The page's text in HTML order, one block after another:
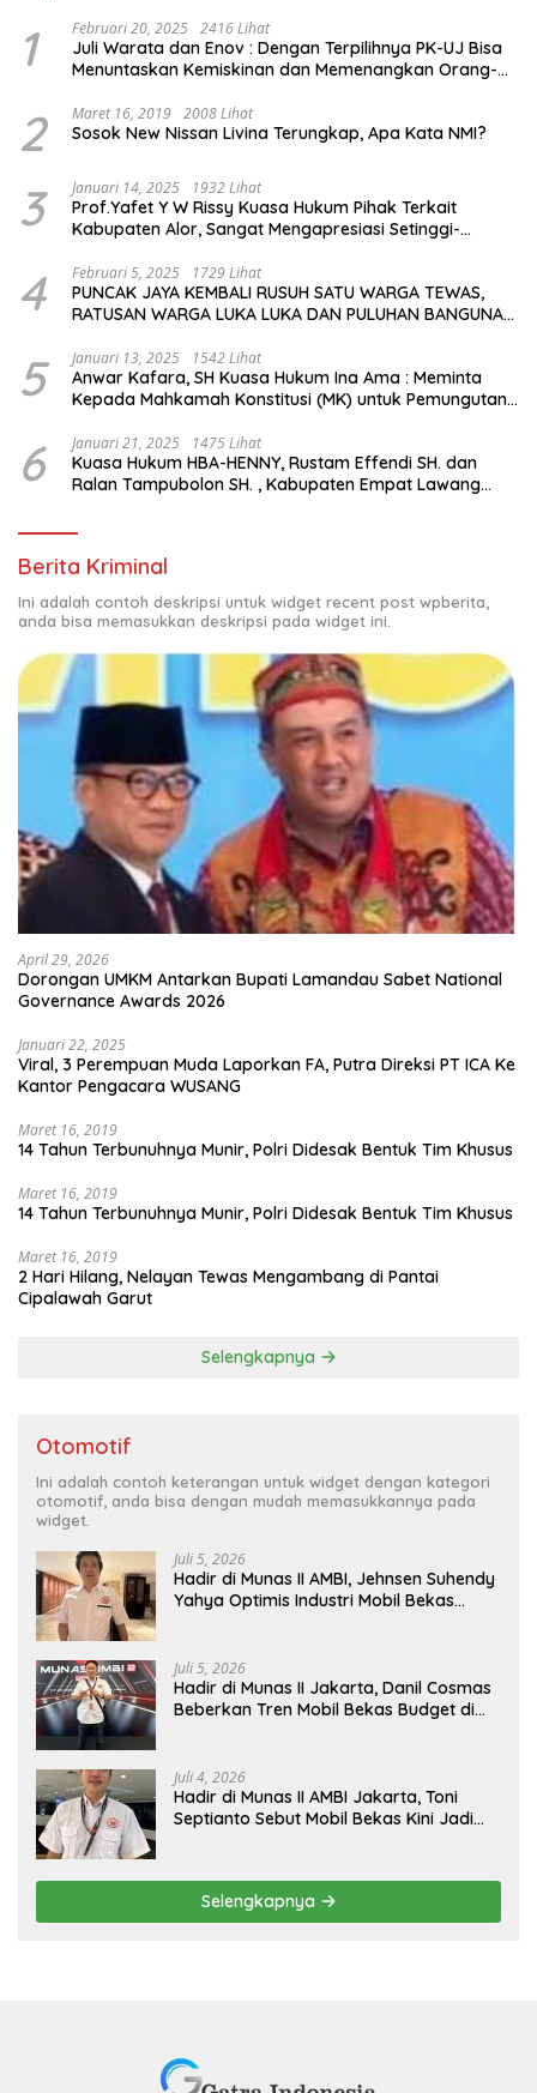
1 Februari 20, 2025 2416 Lihat
Juli Warata dan Enov : Dengan Terpilihnya PK-UJ Bisa
Menuntaskan Kemiskinan dan Memenangkan Orang-
2 Maret 16, 2019 2008 Lihat
Sosok New Nissan Livina Terungkap, Apa Kata NMI?
3 Januari 14, 2025 1932 Lihat
Prof.Yafet Y W Rissy Kuasa Hukum Pihak Terkait
Kabupaten Alor, Sangat Mengapresiasi Setinggi-
dan Bapak Rey Mencabut Gugatannya ke MK
4 Februari 5, 2025 1729 Lihat
PUNCAK JAYA KEMBALI RUSUH SATU WARGA TEWAS,
RATUSAN WARGA LUKA LUKA DAN PULUHAN BANGUNAN
5 Januari 13, 2025 1542 Lihat
Anwar Kafara, SH Kuasa Hukum Ina Ama : Meminta
Kepada Mahkamah Konstitusi (MK) untuk Pemungutan
6 Januari 21, 2025 1475 Lihat
Kuasa Hukum HBA-HENNY, Rustam Effendi SH. dan
Ralan Tampubolon SH. , Kabupaten Empat Lawang
Berita Kriminal
Ini adalah contoh deskripsi untuk widget recent post wpberita,
anda bisa memasukkan deskripsi pada widget ini.
April 29, 2026
Dorongan UMKM Antarkan Bupati Lamandau Sabet National
Governance Awards 2026
Januari 22, 2025
Viral, 3 Perempuan Muda Laporkan FA, Putra Direksi PT ICA Ke
Kantor Pengacara WUSANG
Maret 16, 2019
14 Tahun Terbunuhnya Munir, Polri Didesak Bentuk Tim Khusus
Maret 16, 2019
14 Tahun Terbunuhnya Munir, Polri Didesak Bentuk Tim Khusus
Maret 16, 2019
2 Hari Hilang, Nelayan Tewas Mengambang di Pantai
Cipalawah Garut
Selengkapnya
Otomotif
Ini adalah contoh keterangan untuk widget dengan kategori
otomotif, anda bisa dengan mudah memasukkannya pada
widget.
Juli 5, 2026
Hadir di Munas II AMBI, Jehnsen Suhendy
Yahya Optimis Industri Mobil Bekas
Juli 5, 2026
Hadir di Munas II Jakarta, Danil Cosmas
Beberkan Tren Mobil Bekas Budget di
Juli 4, 2026
Hadir di Munas II AMBI Jakarta, Toni
Septianto Sebut Mobil Bekas Kini Jadi
Selengkapnya